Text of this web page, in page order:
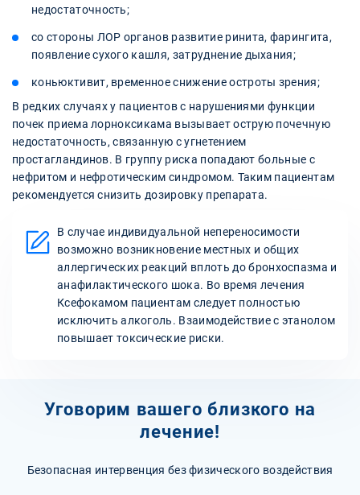
недостаточность;
со стороны ЛОР органов развитие ринита, фарингита,
появление сухого кашля, затруднение дыхания;
коньюктивит, временное снижение остроты зрения;
В редких случаях у пациентов с нарушениями функции
почек приема лорноксикама вызывает острую почечную
недостаточность, связанную с угнетением
простагландинов. В группу риска попадают больные с
нефритом и нефротическим синдромом. Таким пациентам
рекомендуется снизить дозировку препарата.
В случае индивидуальной непереносимости
возможно возникновение местных и общих
аллергических реакций вплоть до бронхоспазма и
анафилактического шока. Во время лечения
Ксефокамом пациентам следует полностью
исключить алкоголь. Взаимодействие с этанолом
повышает токсические риски.
Уговорим вашего близкого на
лечение!
Безопасная интервенция без физического воздействия